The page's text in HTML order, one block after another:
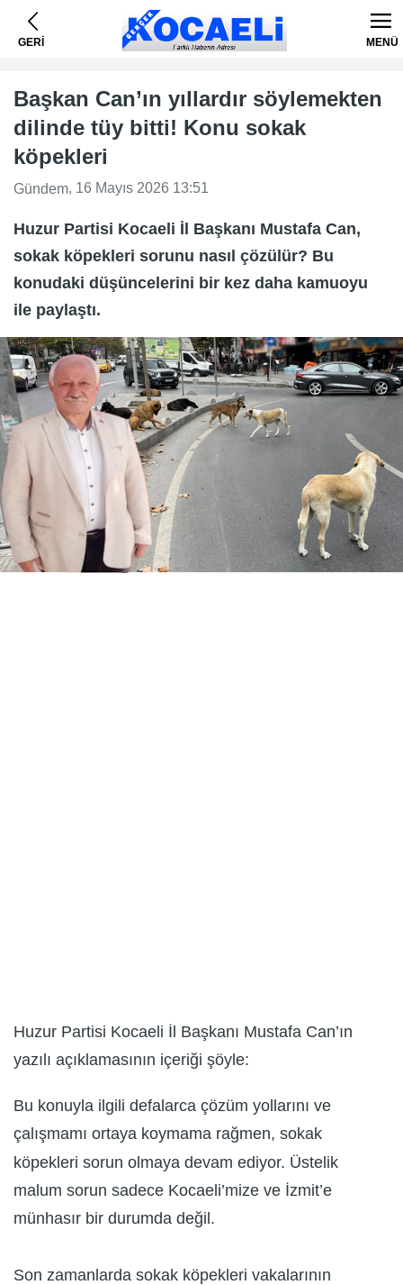
GERİ MENÜ
Başkan Can’ın yıllardır söylemekten
dilinde tüy bitti! Konu sokak
köpekleri
Gündem, 16 Mayıs 2026 13:51
Huzur Partisi Kocaeli İl Başkanı Mustafa Can,
sokak köpekleri sorunu nasıl çözülür? Bu
konudaki düşüncelerini bir kez daha kamuoyu
ile paylaştı.
Huzur Partisi Kocaeli İl Başkanı Mustafa Can’ın
yazılı açıklamasının içeriği şöyle:
Bu konuyla ilgili defalarca çözüm yollarını ve
çalışmamı ortaya koymama rağmen, sokak
köpekleri sorun olmaya devam ediyor. Üstelik
malum sorun sadece Kocaeli’mize ve İzmit’e
münhasır bir durumda değil.
Son zamanlarda sokak köpekleri vakalarının